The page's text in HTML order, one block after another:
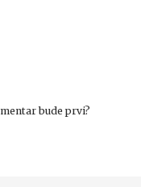
bude prvi?